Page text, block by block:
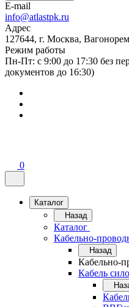
E-mail
info@atlastpk.ru
Адрес
127644, г. Москва,
Режим работы
Пн-Пт: с 9:00 до 17:30 без
документов до 16:30)
0
Каталог
Назад
Каталог
Кабельно-
Назад
Кабельно-
Кабель